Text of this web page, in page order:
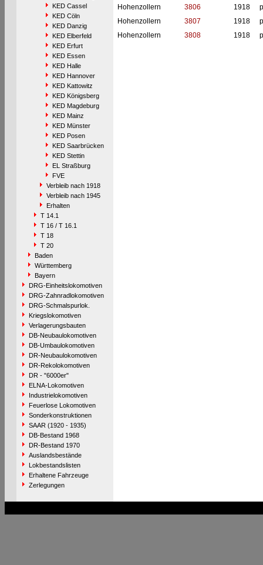
KED Cassel
KED Cöln
KED Danzig
KED Elberfeld
KED Erfurt
KED Essen
KED Halle
KED Hannover
KED Kattowitz
KED Königsberg
KED Magdeburg
KED Mainz
KED Münster
KED Posen
KED Saarbrücken
KED Stettin
EL Straßburg
FVE
Verbleib nach 1918
Verbleib nach 1945
Erhalten
T 14.1
T 16 / T 16.1
T 18
T 20
Baden
Württemberg
Bayern
DRG-Einheitslokomotiven
DRG-Zahnradlokomotiven
DRG-Schmalspurlok.
Kriegslokomotiven
Verlagerungsbauten
DB-Neubaulokomotiven
DB-Umbaulokomotiven
DR-Neubaulokomotiven
DR-Rekolokomotiven
DR - "6000er"
ELNA-Lokomotiven
Industrielokomotiven
Feuerlose Lokomotiven
Sonderkonstruktionen
SAAR (1920 - 1935)
DB-Bestand 1968
DR-Bestand 1970
Auslandsbestände
Lokbestandslisten
Erhaltene Fahrzeuge
Zerlegungen
Hohenzollern
3806 1918
Hohenzollern
3807 1918
Hohenzollern
3808 1918